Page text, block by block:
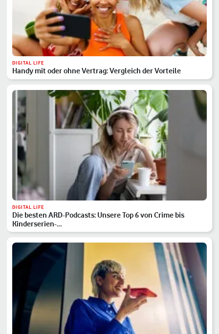
DIGITAL LIFE
Handy mit oder ohne Vertrag: Vergleich der Vorteile
DIGITAL LIFE
Die besten ARD-Podcasts: Unsere Top 6 von Crime bis
Kinderserien-…